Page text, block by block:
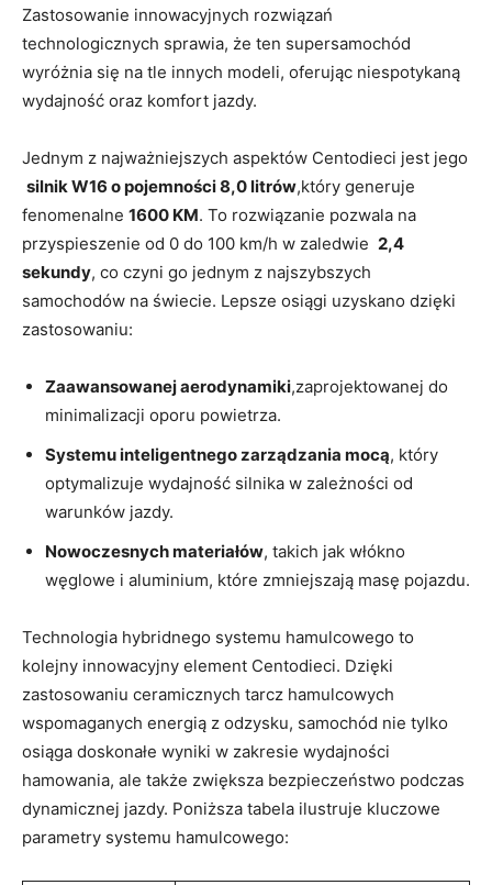
Zastosowanie innowacyjnych rozwiązań
technologicznych ⁤sprawia, że ten supersamochód
wyróżnia się na ⁢tle innych modeli, oferując niespotykaną
wydajność oraz komfort jazdy.
Jednym z najważniejszych aspektów Centodieci jest jego
silnik W16 o ⁤pojemności 8,0 litrów,który generuje
fenomenalne 1600 KM.⁢ To rozwiązanie pozwala na
przyspieszenie od 0 do 100‌ km/h w zaledwie ‍ 2,4
sekundy, co czyni ‍go jednym z najszybszych
samochodów na świecie. Lepsze osiągi uzyskano dzięki
zastosowaniu:
Zaawansowanej aerodynamiki,zaprojektowanej do
minimalizacji oporu​ powietrza.
Systemu inteligentnego zarządzania mocą, ‍który
optymalizuje ‌wydajność⁤ silnika w zależności od
warunków jazdy.
Nowoczesnych materiałów, takich jak włókno
węglowe i aluminium, ‍które zmniejszają masę pojazdu.
Technologia‌ hybridnego systemu‍ hamulcowego to
kolejny innowacyjny ⁣element Centodieci.⁢ Dzięki
zastosowaniu⁣ ceramicznych tarcz hamulcowych
wspomaganych energią z ‍odzysku, samochód nie tylko
osiąga doskonałe wyniki w ⁤zakresie wydajności
hamowania, ale także zwiększa bezpieczeństwo podczas
⁤dynamicznej jazdy. Poniższa tabela ilustruje kluczowe
⁣parametry ‌systemu hamulcowego: